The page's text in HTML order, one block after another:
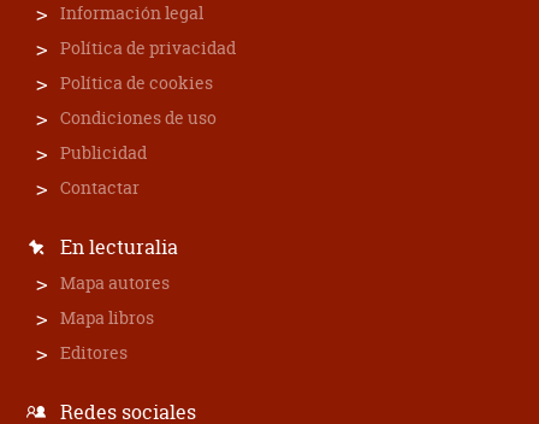
Información legal
Política de privacidad
Política de cookies
Condiciones de uso
Publicidad
Contactar
En lecturalia
Mapa autores
Mapa libros
Editores
Redes sociales